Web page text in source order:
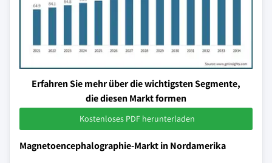
Erfahren Sie mehr über die wichtigsten Segmente,
die diesen Markt formen
Kostenloses PDF herunterladen
Magnetoencephalographie-Markt in Nordamerika